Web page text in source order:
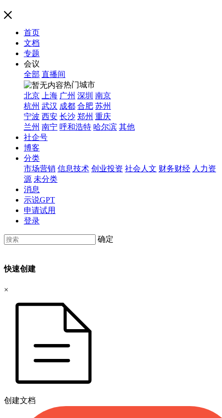
首页
文档
专题
会议
全部 直播间
热门城市
北京
上海 广州 深圳 南京
杭州 武汉 成都 合肥 苏州
宁波 西安 长沙 郑州 重庆
兰州 南宁 呼和浩特 哈尔滨 其他
社企号
博客
分类
市场营销 信息技术 创业投资 社会人文 财务财经 人力资
源 未分类
消息
示说GPT
申请试用
登录
确定
快速创建
×
创建文档